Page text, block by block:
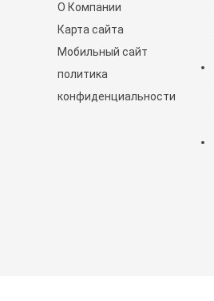
О Компании
Карта сайта
Мобильный сайт
политика
конфиденциальности